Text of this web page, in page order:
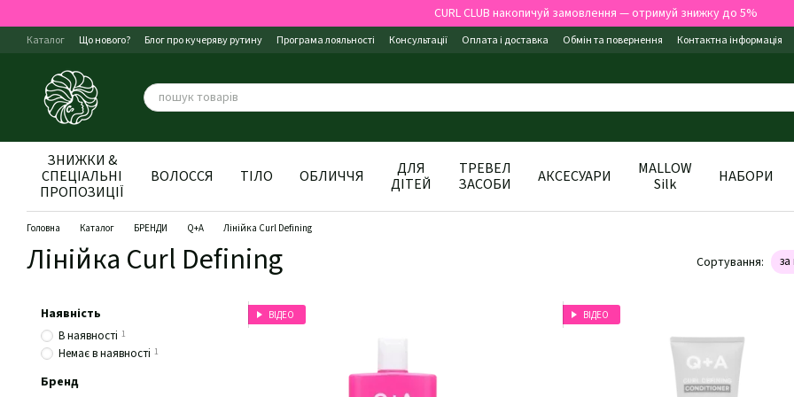
CURL CLUB накопичуй замовлення — отримуй знижку до 5%
Каталог Що нового? Блог про кучеряву рутину Програма лояльності Консультації Оплата і доставка Обмін та повернення
Контактна інформація
ЗНИЖКИ &
СПЕЦІАЛЬНІ
ПРОПОЗИЦІЇ
ВОЛОССЯ ТІЛО ОБЛИЧЧЯ
ДЛЯ
ДІТЕЙ
ТРЕВЕЛ
ЗАСОБИ
АКСЕСУАРИ
MALLOW
Silk
НАБОРИ
Головна Каталог БРЕНДИ Q+A Лінійка Curl Defining
Лінійка Curl Defining Сортування:
ВІДЕО ВІДЕО
Наявність
В наявності 1
Немає в наявності 1
Бренд